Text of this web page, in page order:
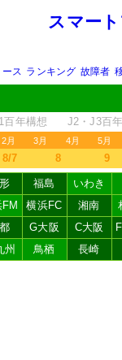
スマー
ス ランキング 故障者
百年構想 J2・J3百
2月 3月 4月 5月
8/7 8 9
福島
いわき
横浜FC 湘南
G大阪 C大阪
州 鳥栖 長崎